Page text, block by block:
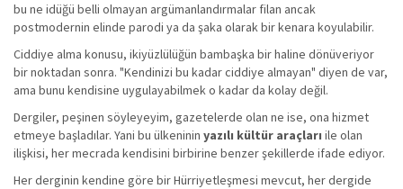
bu ne idüğü belli olmayan argümanlandırmalar filan ancak
postmodernin elinde parodi ya da şaka olarak bir kenara koyulabilir.
Ciddiye alma konusu, ikiyüzlülüğün bambaşka bir haline dönüveriyor
bir noktadan sonra. "Kendinizi bu kadar ciddiye almayan" diyen de var,
ama bunu kendisine uygulayabilmek o kadar da kolay değil.
Dergiler, peşinen söyleyeyim, gazetelerde olan ne ise, ona hizmet
etmeye başladılar. Yani bu ülkeninin yazılı kültür araçları ile olan
ilişkisi, her mecrada kendisini birbirine benzer şekillerde ifade ediyor.
Her derginin kendine göre bir Hürriyetleşmesi mevcut, her dergide